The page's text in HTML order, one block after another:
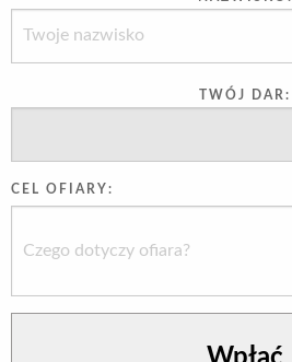
TWÓJ DAR:
CEL OFIARY: